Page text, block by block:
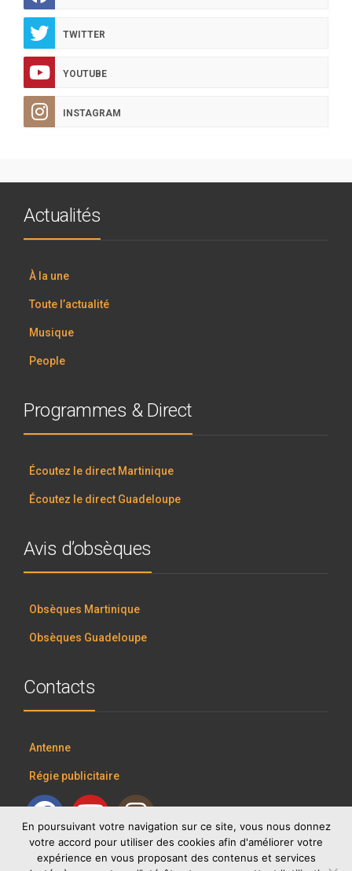
TWITTER
YOUTUBE
INSTAGRAM
Actualités
À la une
Toute l’actualité
Musique
People
Programmes & Direct
Écoutez le direct Martinique
Écoutez le direct Guadeloupe
Avis d’obsèques
Obsèques Martinique
Obsèques Guadeloupe
Contacts
Antenne
Régie publicitaire
En poursuivant votre navigation sur ce site, vous nous donnez
votre accord pour utiliser des cookies afin d'améliorer votre
expérience en vous proposant des contenus et services